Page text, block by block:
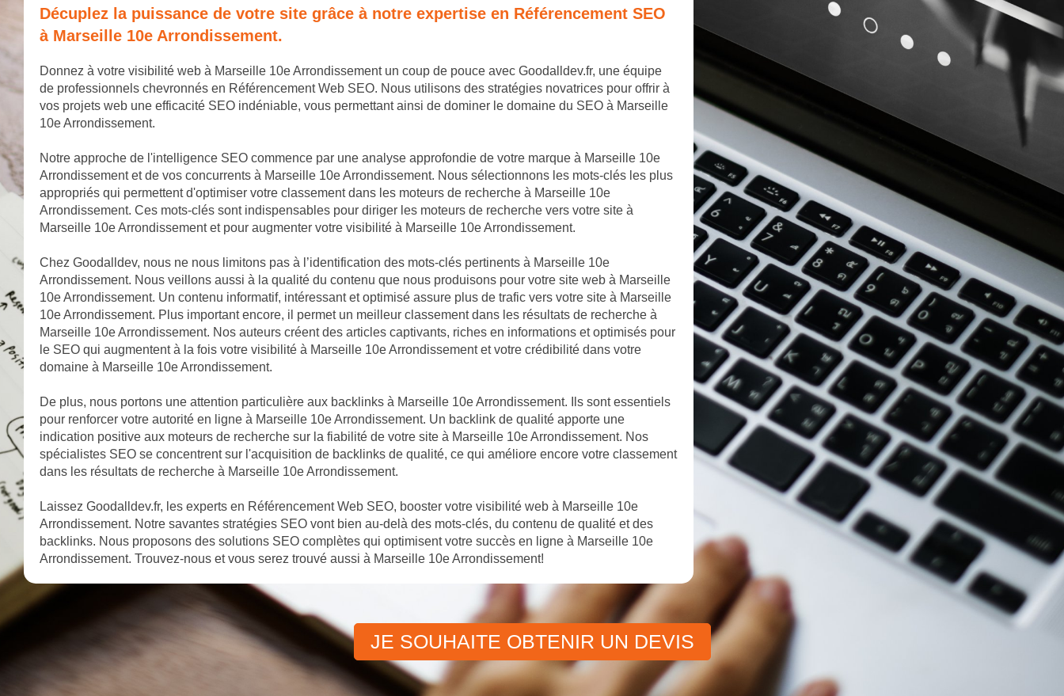
Décuplez la puissance de votre site grâce à notre expertise en Référencement SEO
à Marseille 10e Arrondissement.
Donnez à votre visibilité web à Marseille 10e Arrondissement un coup de pouce avec Goodalldev.fr, une équipe
de professionnels chevronnés en Référencement Web SEO. Nous utilisons des stratégies novatrices pour offrir à
vos projets web une efficacité SEO indéniable, vous permettant ainsi de dominer le domaine du SEO à Marseille
10e Arrondissement.
Notre approche de l'intelligence SEO commence par une analyse approfondie de votre marque à Marseille 10e
Arrondissement et de vos concurrents à Marseille 10e Arrondissement. Nous sélectionnons les mots-clés les plus
appropriés qui permettent d'optimiser votre classement dans les moteurs de recherche à Marseille 10e
Arrondissement. Ces mots-clés sont indispensables pour diriger les moteurs de recherche vers votre site à
Marseille 10e Arrondissement et pour augmenter votre visibilité à Marseille 10e Arrondissement.
Chez Goodalldev, nous ne nous limitons pas à l’identification des mots-clés pertinents à Marseille 10e
Arrondissement. Nous veillons aussi à la qualité du contenu que nous produisons pour votre site web à Marseille
10e Arrondissement. Un contenu informatif, intéressant et optimisé assure plus de trafic vers votre site à Marseille
10e Arrondissement. Plus important encore, il permet un meilleur classement dans les résultats de recherche à
Marseille 10e Arrondissement. Nos auteurs créent des articles captivants, riches en informations et optimisés pour
le SEO qui augmentent à la fois votre visibilité à Marseille 10e Arrondissement et votre crédibilité dans votre
domaine à Marseille 10e Arrondissement.
De plus, nous portons une attention particulière aux backlinks à Marseille 10e Arrondissement. Ils sont essentiels
pour renforcer votre autorité en ligne à Marseille 10e Arrondissement. Un backlink de qualité apporte une
indication positive aux moteurs de recherche sur la fiabilité de votre site à Marseille 10e Arrondissement. Nos
spécialistes SEO se concentrent sur l'acquisition de backlinks de qualité, ce qui améliore encore votre classement
dans les résultats de recherche à Marseille 10e Arrondissement.
Laissez Goodalldev.fr, les experts en Référencement Web SEO, booster votre visibilité web à Marseille 10e
Arrondissement. Notre savantes stratégies SEO vont bien au-delà des mots-clés, du contenu de qualité et des
backlinks. Nous proposons des solutions SEO complètes qui optimisent votre succès en ligne à Marseille 10e
Arrondissement. Trouvez-nous et vous serez trouvé aussi à Marseille 10e Arrondissement!
JE SOUHAITE OBTENIR UN DEVIS